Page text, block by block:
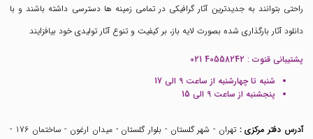
راحتی بتوانند به جدیدترین آثار گرافیکی در تمامی زمینه ها دسترسی داشته باشند و با
دانلود آثار بارگذاری شده بصورت لایه باز، بر کیفیت و تنوع آثار تولیدی خود بیافزایند
پشتیبانی قنوت : 021 40558242
شنبه تا چهارشنبه از ساعت 9 الی 17
پنجشنبه از ساعت 9 الی 15
آدرس دفتر مرکزی :
تهران - شهر گلستان - بلوار گلستان - میدان ارغون - ساختمان 176 -